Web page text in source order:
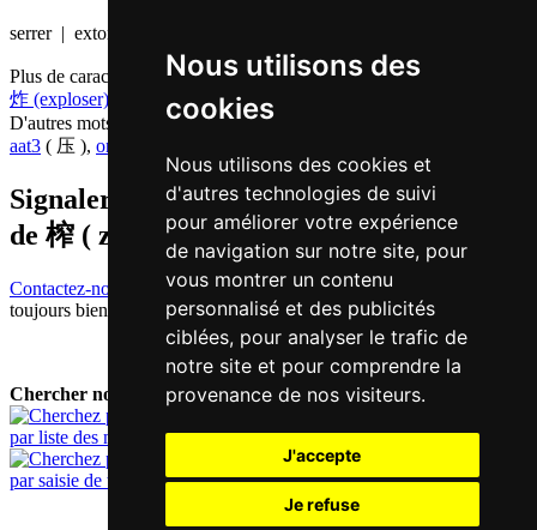
Nous utilisons des
cookies
Nous utilisons des cookies et
d'autres technologies de suivi
pour améliorer votre expérience
de navigation sur notre site, pour
vous montrer un contenu
personnalisé et des publicités
ciblées, pour analyser le trafic de
notre site et pour comprendre la
provenance de nos visiteurs.
J'accepte
Je refuse
serrer | extorquer
Plus de caractères qui se prononcentzaa3 en chinois
炸 (exploser)
乍 (pour la première fois)
D'autres mots qui signifientappuyer en chinois
aat3 ( 压 ), on3
Signaler traduction fausse ou manquante
de 榨 ( zaa / zaa3 )
Contactez-nous!
Votre feedback et critique constructive seront
toujours bienvenus.
Chercher nouveau mot:
par liste des mots
par saisie de texte